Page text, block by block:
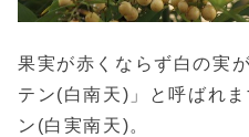
果実が赤くならず白の実
テン(白南天)」と呼ばれ
ン(白実南天)。